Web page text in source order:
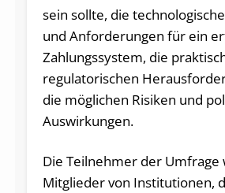
sein sollte, die
und Anforderungen für ein
Zahlungssystem, die
regulatorischen
die möglichen Risiken und
Auswirkungen.
Die Teilnehmer der Umfrage
Mitglieder von Institutionen,